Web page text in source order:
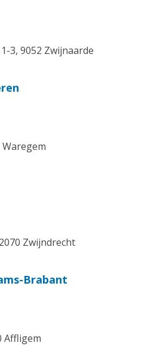
3, 9052 Zwijnaarde
Zwijndrecht
Brabant
Affligem